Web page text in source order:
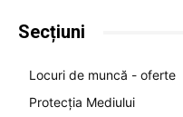
Secțiuni
Locuri de muncă - oferte
Protecția Mediului